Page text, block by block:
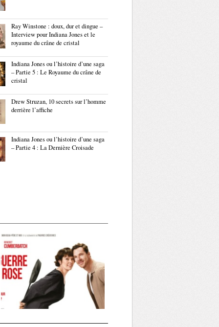
Ray Winstone : doux, dur et dingue –
Interview pour Indiana Jones et le
royaume du crâne de cristal
Indiana Jones ou l’histoire d’une saga
– Partie 5 : Le Royaume du crâne de
cristal
Drew Struzan, 10 secrets sur l’homme
derrière l’affiche
Indiana Jones ou l’histoire d’une saga
– Partie 4 : La Dernière Croisade